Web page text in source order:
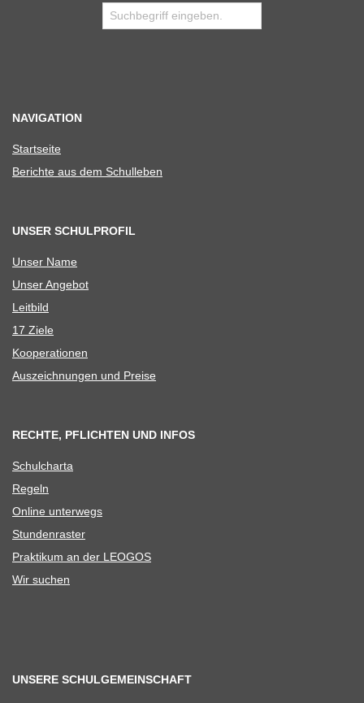
NAVIGATION
Start­seite
Berichte aus dem Schulleben
UNSER SCHULPROFIL
Unser Name
Unser Ange­bot
Leit­bild
17 Ziele
Koope­ra­tio­nen
Aus­zeich­nun­gen und Preise
RECHTE, PFLICHTEN UND INFOS
Schul­charta
Regeln
Online unter­wegs
Stun­den­ras­ter
Prak­ti­kum an der LEOGOS
Wir suchen
UNSERE SCHULGEMEINSCHAFT